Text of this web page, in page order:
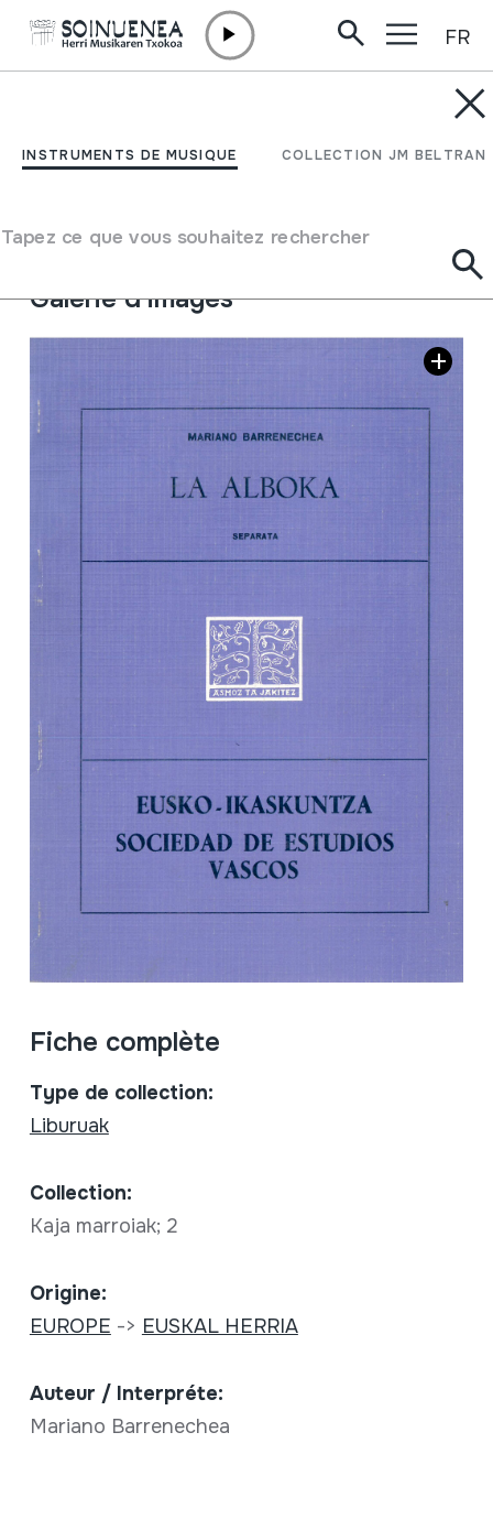
INSTRUMENTS DE MUSIQUE COLLECTION JM BELTRAN
Tapez ce que vous souhaitez rechercher
FR
La Alboka (separata)
Origine
EUROPE->EUSKAL HERRIA
Emplacement:
Galerie d'images
Fiche complète
Type de collection:
Liburuak
Collection:
Kaja marroiak; 2
Origine:
EUROPE -> EUSKAL HERRIA
Auteur / Interpréte:
Mariano Barrenechea